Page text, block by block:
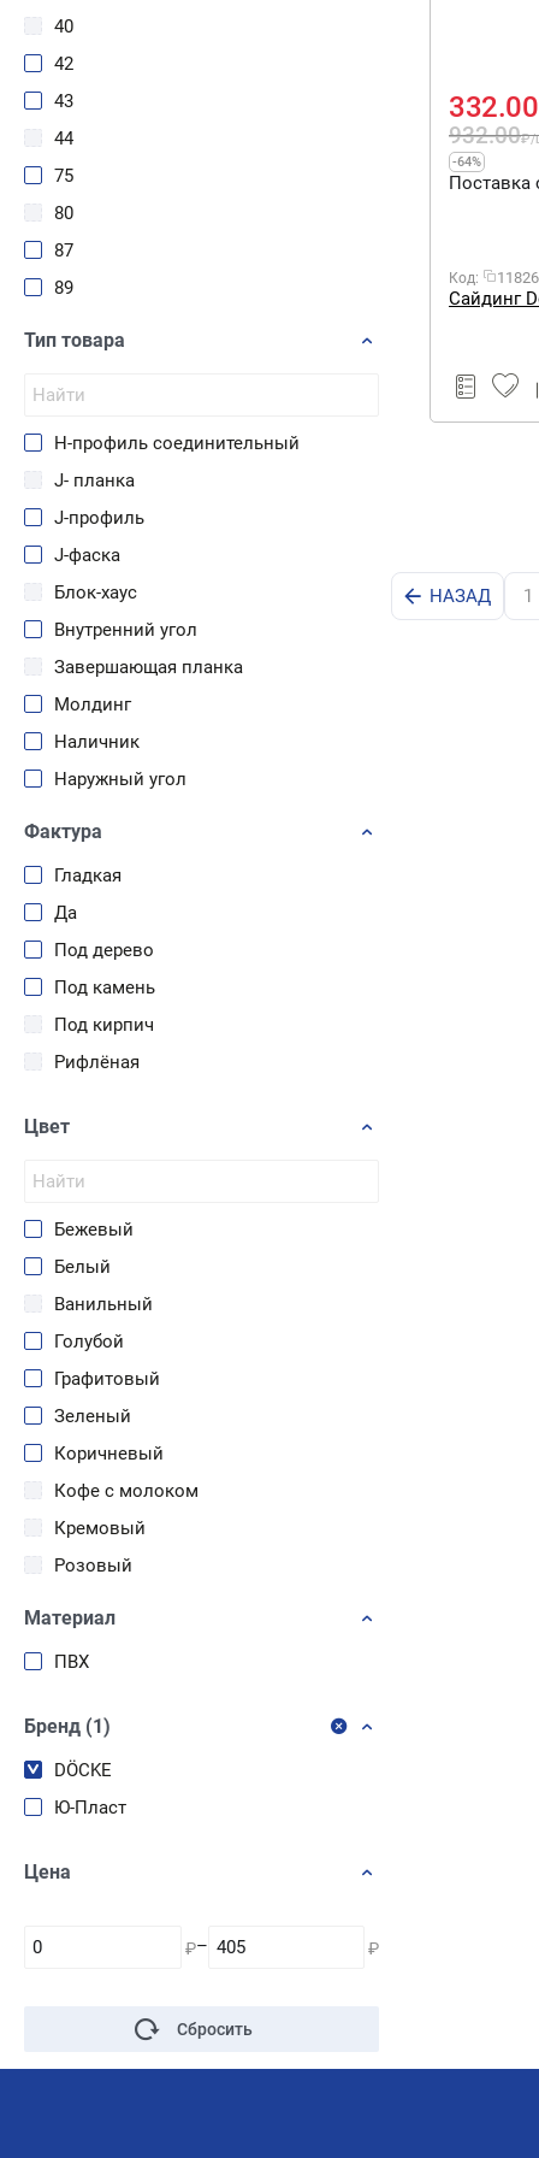
40
42
43
44
75
80
87
89
120
170
180
200
230
232
243
250
254
275
285
305
Тип товара
H-профиль соединительный
J- планка
J-профиль
J-фаска
Блок-хаус
Внутренний угол
Завершающая планка
Молдинг
Наличник
Наружный угол
Отлив
Профиль
Сайдинг
Сливная планка
Софиты
Стартовый профиль
Фактура
Гладкая
Да
Под дерево
Под камень
Под кирпич
Рифлёная
Цвет
Бежевый
Белый
Ванильный
Голубой
Графитовый
Зеленый
Коричневый
Кофе с молоком
Кремовый
Розовый
Материал
ПВХ
Бренд (1)
DÖCKE
Ю-Пласт
Цена
₽– ₽
Сбросить
932.00₽/
332.00
-64%
Поставка
Код: 11826
Сайдинг
НАЗАД 1